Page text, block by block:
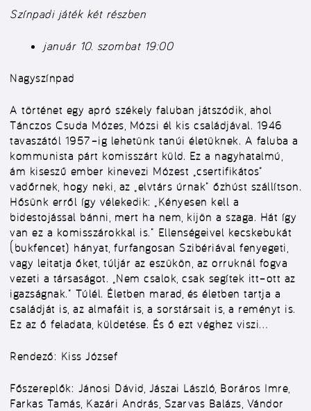
Színpadi játék két részben
január 10. szombat 19:00
Nagyszínpad
A történet egy apró székely faluban játszódik, ahol
Tánczos Csuda Mózes, Mózsi él kis családjával. 1946
tavaszától 1957–ig lehetünk tanúi életüknek. A faluba a
kommunista párt komisszárt küld. Ez a nagyhatalmú,
ám kiseszű ember kinevezi Mózest „csertifikátos”
vadőrnek, hogy neki, az „elvtárs úrnak” őzhúst szállítson.
Hősünk erről így vélekedik: „Kényesen kell a
bidestojással bánni, mert ha nem, kijön a szaga. Hát így
van ez a komisszárokkal is.” Ellenségeivel kecskebukát
(bukfencet) hányat, furfangosan Szibériával fenyegeti,
vagy leitatja őket, túljár az eszükön, az orruknál fogva
vezeti a társaságot. „Nem csalok, csak segítek itt–ott az
igazságnak.” Túlél. Életben marad, és életben tartja a
családját is, az almafáit is, a sorstársait is, a reményt is.
Ez az ő feladata, küldetése. És ő ezt véghez viszi…
Rendező: Kiss József
Főszereplők: Jánosi Dávid, Jászai László, Boráros Imre,
Farkas Tamás, Kazári András, Szarvas Balázs, Vándor